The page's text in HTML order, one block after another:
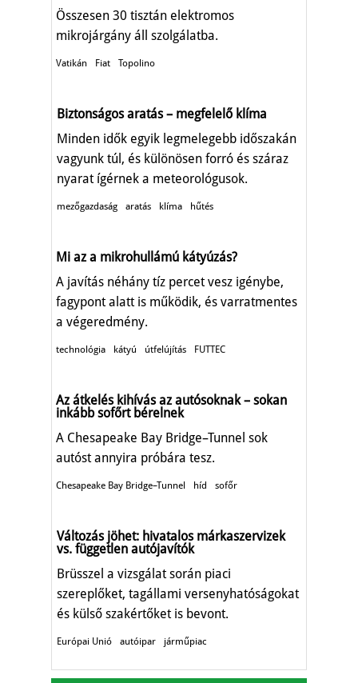
Összesen 30 tisztán elektromos
mikrojárgány áll szolgálatba.
Vatikán Fiat Topolino
Biztonságos aratás – megfelelő klíma
Minden idők egyik legmelegebb időszakán
vagyunk túl, és különösen forró és száraz
nyarat ígérnek a meteorológusok.
mezőgazdaság aratás klíma hűtés
Mi az a mikrohullámú kátyúzás?
A javítás néhány tíz percet vesz igénybe,
fagypont alatt is működik, és varratmentes
a végeredmény.
technológia kátyú útfelújítás FUTTEC
Az átkelés kihívás az autósoknak – sokan
inkább sofőrt bérelnek
A Chesapeake Bay Bridge–Tunnel sok
autóst annyira próbára tesz.
Chesapeake Bay Bridge–Tunnel híd sofőr
Változás jöhet: hivatalos márkaszervizek
vs. független autójavítók
Brüsszel a vizsgálat során piaci
szereplőket, tagállami versenyhatóságokat
és külső szakértőket is bevont.
Európai Unió autóipar járműpiac